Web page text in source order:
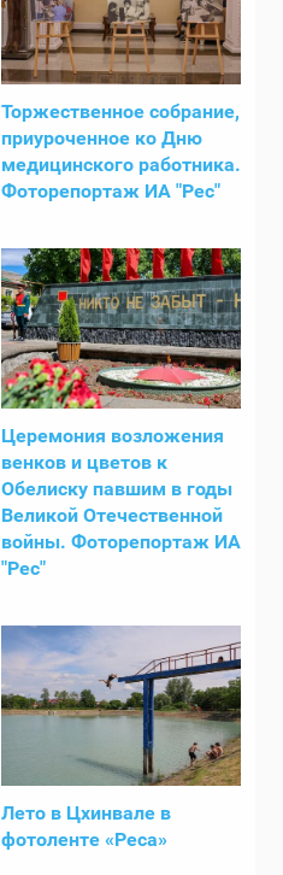
Торжественное собрание,
приуроченное ко Дню
медицинского работника.
Фоторепортаж ИА "Рес"
Церемония возложения
венков и цветов к
Обелиску павшим в годы
Великой Отечественной
войны. Фоторепортаж ИА
"Рес"
Лето в Цхинвале в
фотоленте «Реса»